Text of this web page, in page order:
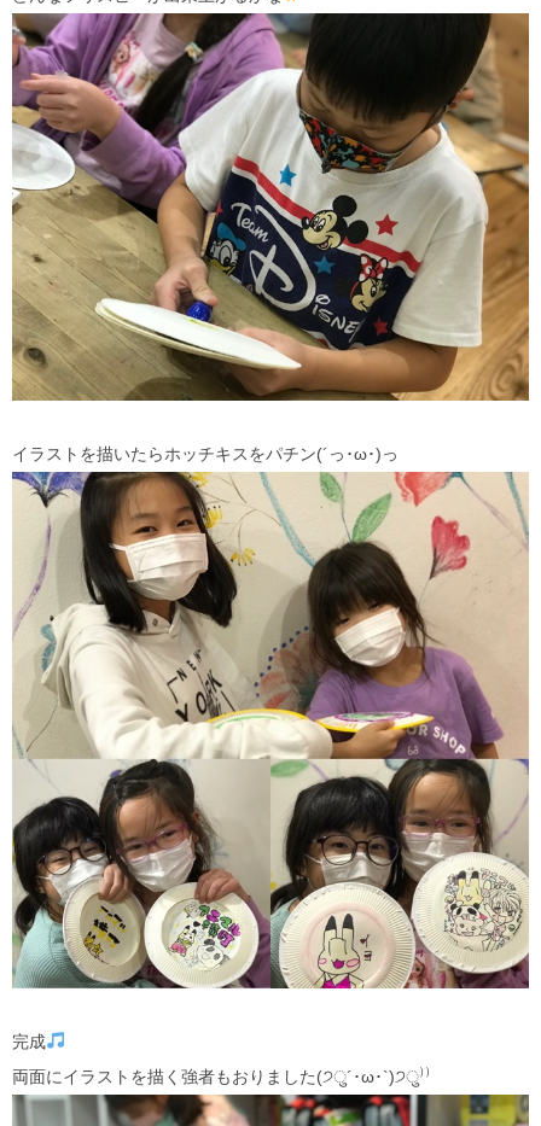
イラストを描いたらホッチキスをパチン(´っ･ω･)っ
完成
両面にイラストを描く強者もおりました(੭ु´･ω･`)੭ु⁾⁾